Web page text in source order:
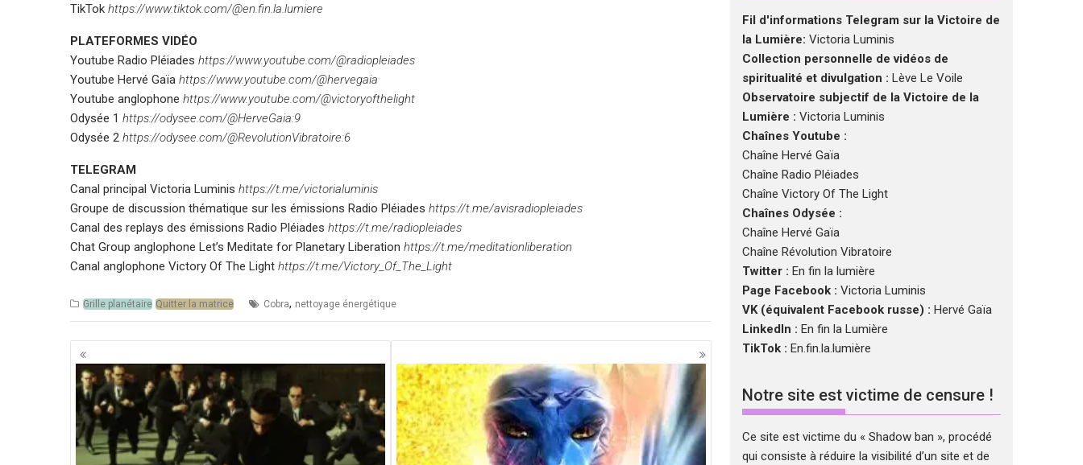
TikTok https://www.tiktok.com/@en.fin.la.lumiere
PLATEFORMES VIDÉO
Youtube Radio Pléiades https://www.youtube.com/@radiopleiades
Youtube Hervé Gaïa https://www.youtube.com/@hervegaia
Youtube anglophone https://www.youtube.com/@victoryofthelight
Odysée 1 https://odysee.com/@HerveGaia:9
Odysée 2 https://odysee.com/@RevolutionVibratoire:6
TELEGRAM
Canal principal Victoria Luminis https://t.me/victorialuminis
Groupe de discussion thématique sur les émissions Radio Pléiades https://t.me/avisradiopleiades
Canal des replays des émissions Radio Pléiades https://t.me/radiopleiades
Chat Group anglophone Let’s Meditate for Planetary Liberation https://t.me/meditationliberation
Canal anglophone Victory Of The Light https://t.me/Victory_Of_The_Light
Grille planétaire Quitter la matrice Cobra, nettoyage énergétique
Navigation
des
articles
Fil d'informations Telegram sur la Victoire de
la Lumière: Victoria Luminis
Collection personnelle de vidéos de
spiritualité et divulgation : Lève Le Voile
Observatoire subjectif de la Victoire de la
Lumière : Victoria Luminis
Chaînes Youtube :
Chaîne Hervé Gaïa
Chaîne Radio Pléiades
Chaîne Victory Of The Light
Chaînes Odysée :
Chaîne Hervé Gaïa
Chaîne Révolution Vibratoire
Twitter : En fin la lumière
Page Facebook : Victoria Luminis
VK (équivalent Facebook russe) : Hervé Gaïa
LinkedIn : En fin la Lumière
TikTok : En.fin.la.lumière
Notre site est victime de censure !
Ce site est victime du « Shadow ban », procédé
qui consiste à réduire la visibilité d’un site et de